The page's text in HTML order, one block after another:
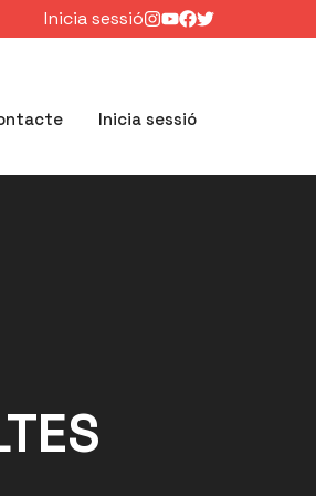
Inicia sessió
Inicia sessió